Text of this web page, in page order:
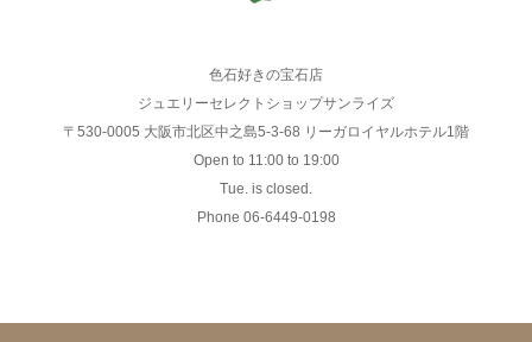
色石好きの宝石店
ジュエリーセレクトショップサンライズ
〒530-0005 大阪市北区中之島5-3-68 リーガロイヤルホテル1階
Open to 11:00 to 19:00
Tue. is closed.
Phone 06-6449-0198